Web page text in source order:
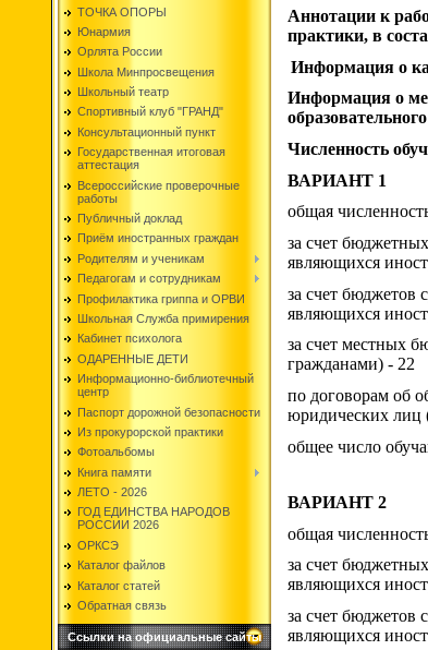
ТОЧКА ОПОРЫ
Юнармия
Орлята России
Школа Минпросвещения
Школьный театр
Спортивный клуб "ГРАНД"
Консультационный пункт
Государственная итоговая
аттестация
Всероссийские проверочные
работы
Публичный доклад
Приём иностранных граждан
Родителям и ученикам
Педагогам и сотрудникам
Профилактика гриппа и ОРВИ
Школьная Служба примирения
Кабинет психолога
ОДАРЕННЫЕ ДЕТИ
Информационно-библиотечный
центр
Паспорт дорожной безопасности
Из прокурорской практики
Фотоальбомы
Книга памяти
ЛЕТО - 2026
ГОД ЕДИНСТВА НАРОДОВ
РОССИИ 2026
ОРКСЭ
Каталог файлов
Каталог статей
Обратная связь
Ссылки на официальные сайты
Аннотации к
практики, в
Информация о
Информация о
Численность
ВАРИАНТ 1
общая
за счет
являющихся
за счет бюджетов
являющихся
за счет местных
гражданами) - 22
по договорам об
юридических лиц
общее число
ВАРИАНТ 2
общая
за счет
являющихся
за счет бюджетов
являющихся